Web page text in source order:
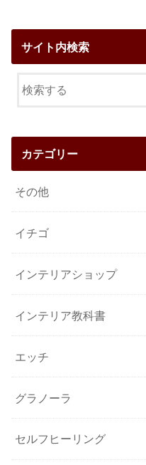
サイト内検索
カテゴリー
その他
イチゴ
インテリアショップ
インテリア教科書
エッチ
グラノーラ
セルフヒーリング